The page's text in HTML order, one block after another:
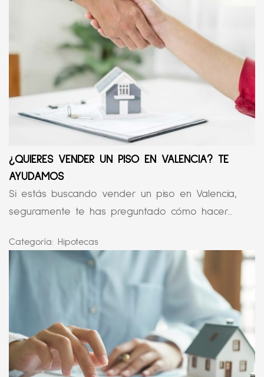
¿QUIERES VENDER UN PISO EN VALENCIA? TE
AYUDAMOS
Si estás buscando vender un piso en Valencia,
seguramente te has preguntado cómo hacer...
Categoría: Hipotecas